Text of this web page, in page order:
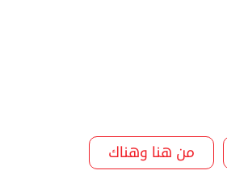
من هنا وهناك